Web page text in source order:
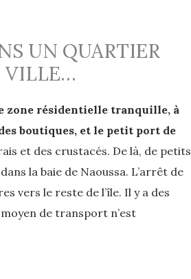
UN QUARTIER
VILLE…
zone résidentielle tranquille, à
boutiques, et le petit port de
et des crustacés. De là, de petits
la baie de Naoussa. L’arrêt de
vers le reste de l’île. Il y a des
de transport n’est